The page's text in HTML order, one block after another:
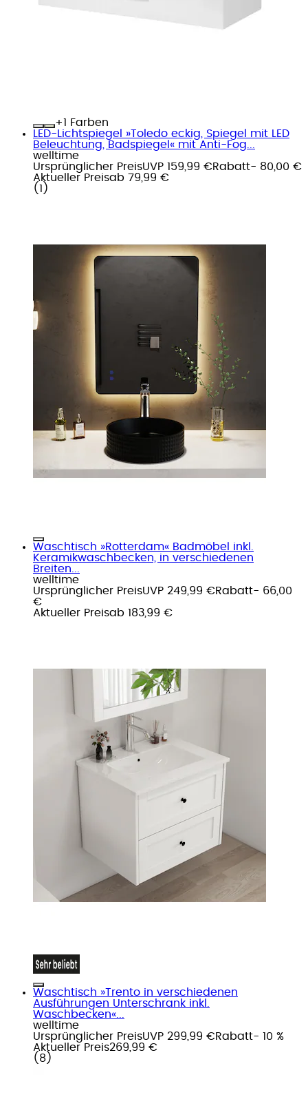
+
Farben
LED-Lichtspiegel »Toledo eckig, Spiegel mit LED
Beleuchtung, Badspiegel« mit Anti-Fog...
welltime
Ursprünglicher PreisUVP 159,99 €Rabatt- 80,00 €
Aktueller Preisab 79,99 €
( 1 )
Waschtisch »Rotterdam« Badmöbel inkl.
Keramikwaschbecken, in verschiedenen
Breiten...
welltime
Ursprünglicher PreisUVP 249,99 €Rabatt- 66,00
€
Aktueller Preisab 183,99 €
Waschtisch »Trento in verschiedenen
Ausführungen Unterschrank inkl.
Waschbecken«...
welltime
Ursprünglicher PreisUVP 299,99 €Rabatt- 10 %
Aktueller Preis269,99 €
( 8 )